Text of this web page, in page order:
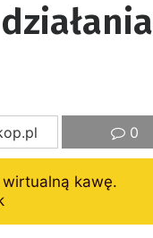
0
wirtualną kawę.